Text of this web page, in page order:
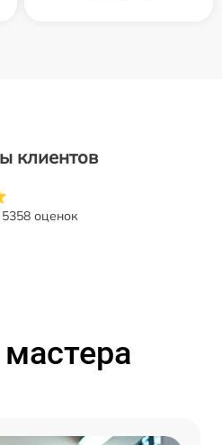
клиентов
5358 оценок